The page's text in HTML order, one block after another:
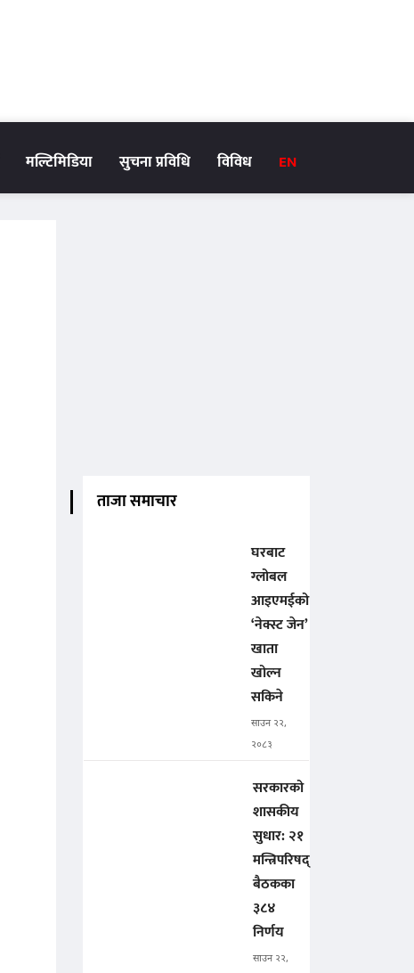
मल्टिमिडिया सुचना प्रविधि विविध EN
ताजा समाचार
घरबाट
ग्लोबल
आइएमईको
‘नेक्स्ट जेन’
खाता
खोल्न
सकिने
साउन २२,
२०८३
सरकारको
शासकीय
सुधार: २१
मन्त्रिपरिषद्
बैठकका
३८४
निर्णय
साउन २२,